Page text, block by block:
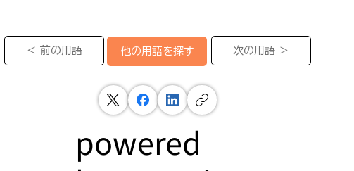
＜ 前の用語 他の用語を探す 次の用語 ＞
powered